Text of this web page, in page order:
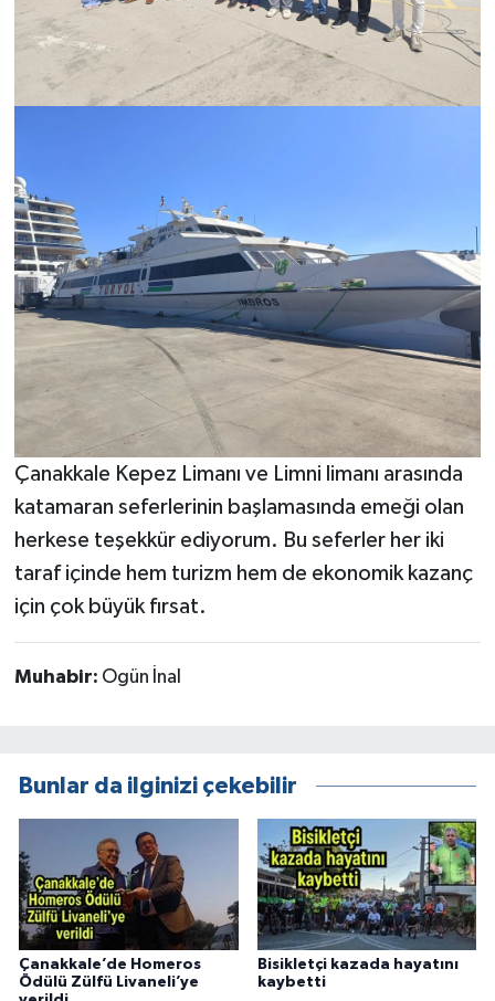
Çanakkale Kepez Limanı ve Limni limanı arasında
katamaran seferlerinin başlamasında emeği olan
herkese teşekkür ediyorum. Bu seferler her iki
taraf içinde hem turizm hem de ekonomik kazanç
için çok büyük fırsat.
Muhabir: Ogün İnal
Bunlar da ilginizi çekebilir
Çanakkale’de Homeros
Ödülü Zülfü Livaneli’ye
Bisikletçi kazada hayatını
kaybetti